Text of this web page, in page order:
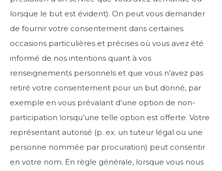
lorsque le but est évident). On peut vous demander
de fournir votre consentement dans certaines
occasions particulières et précises où vous avez été
informé de nos intentions quant à vos
renseignements personnels et que vous n’avez pas
retiré votre consentement pour un but donné, par
exemple en vous prévalant d’une option de non-
participation lorsqu’une telle option est offerte. Votre
représentant autorisé (p. ex. un tuteur légal ou une
personne nommée par procuration) peut consentir
en votre nom. En règle générale, lorsque vous nous